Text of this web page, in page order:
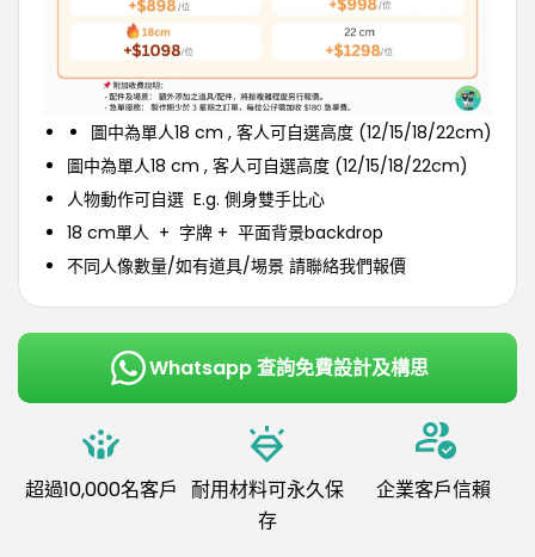
圖中為單人18 cm , 客人可自選高度 (12/15/18/22cm)
圖中為單人18 cm , 客人可自選高度 (12/15/18/22cm)
人物動作可自選 E.g. 側身雙手比心
18 cm單人 + 字牌 + 平面背景backdrop
不同人像數量/如有道具/埸景 請聯絡我們報價
Whatsapp 查詢免費設計及構思
超過10,000名客戶 耐用材料可永久保
存
企業客戶信賴